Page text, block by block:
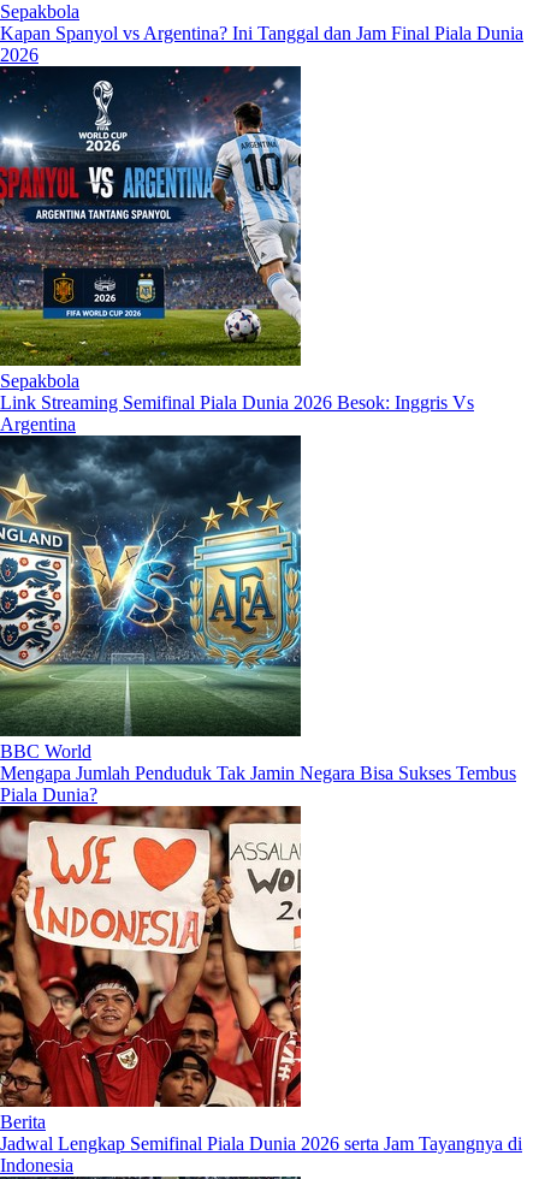
Sepakbola
Kapan Spanyol vs Argentina? Ini Tanggal dan Jam Final Piala Dunia
2026
Sepakbola
Link Streaming Semifinal Piala Dunia 2026 Besok: Inggris Vs
Argentina
BBC World
Mengapa Jumlah Penduduk Tak Jamin Negara Bisa Sukses Tembus
Piala Dunia?
Berita
Jadwal Lengkap Semifinal Piala Dunia 2026 serta Jam Tayangnya di
Indonesia